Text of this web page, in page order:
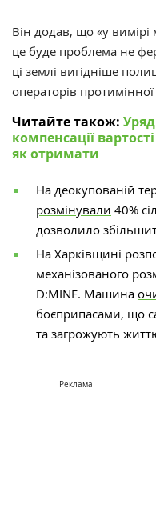
Він додав, що «у
це буде проблема не
ці землі вигідніше
операторів протимінної
Читайте також:
компенсації
як отримати
На деокупованій
розмінували 40%
дозволило
На Харківщині
механізованого
D:MINE. Машина
боєприпасами, що
та загрожують
Реклама